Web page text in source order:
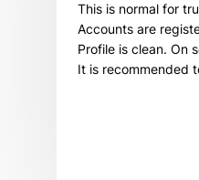
This is normal for
Accounts are
Profile is clean. On
It is recommended